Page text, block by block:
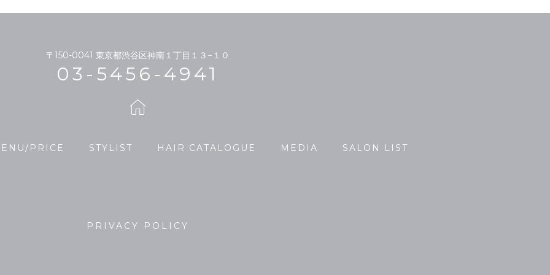
〒150-0041 東京都渋谷区神南１丁目１３−１０
03-5456-4941
PRICE STYLIST HAIR CATALOGUE MEDIA SALON LIST
PRIVACY POLICY